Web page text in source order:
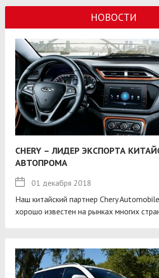
НОВОСТИ
CHERY – ЛИДЕР ЭКСПОРТА
АВТОПРОМА
01 декабря 2018
Наш китайский партнер Chery
хорошо известен на рынках многих